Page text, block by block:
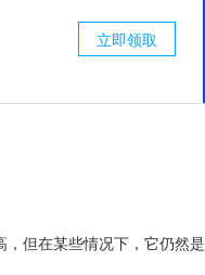
立即领取
但在某些情况下，它仍然是